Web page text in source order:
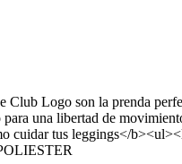
Logo son la prenda
para una libertad de
cuidar tus leggings</